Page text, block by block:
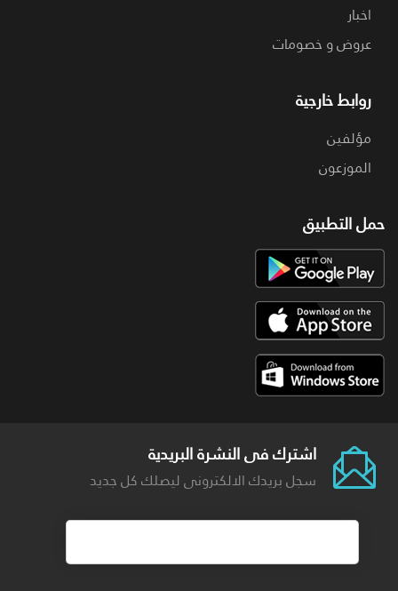
اخبار
عروض و خصومات
روابط خارجية
مؤلفين
الموزعون
حمل التطبيق
اشترك فى النشرة البريدية
سجل بريدك الالكترونى ليصلك كل جديد